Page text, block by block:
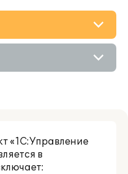
«1С:Управление
в